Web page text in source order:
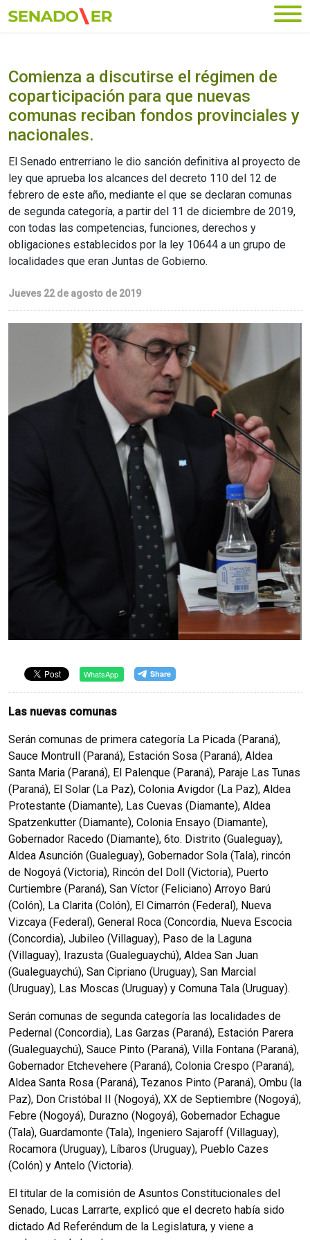
Ir al menú principal
Comienza a discutirse el régimen de
coparticipación para que nuevas
comunas reciban fondos provinciales y
nacionales.
El Senado entrerriano le dio sanción definitiva al proyecto de
ley que aprueba los alcances del decreto 110 del 12 de
febrero de este año, mediante el que se declaran comunas
de segunda categoría, a partir del 11 de diciembre de 2019,
con todas las competencias, funciones, derechos y
obligaciones establecidos por la ley 10644 a un grupo de
localidades que eran Juntas de Gobierno.
Jueves 22 de agosto de 2019
WhatsApp
Las nuevas comunas
Serán comunas de primera categoría La Picada (Paraná),
Sauce Montrull (Paraná), Estación Sosa (Paraná), Aldea
Santa Maria (Paraná), El Palenque (Paraná), Paraje Las Tunas
(Paraná), El Solar (La Paz), Colonia Avigdor (La Paz), Aldea
Protestante (Diamante), Las Cuevas (Diamante), Aldea
Spatzenkutter (Diamante), Colonia Ensayo (Diamante),
Gobernador Racedo (Diamante), 6to. Distrito (Gualeguay),
Aldea Asunción (Gualeguay), Gobernador Sola (Tala), rincón
de Nogoyá (Victoria), Rincón del Doll (Victoria), Puerto
Curtiembre (Paraná), San Víctor (Feliciano) Arroyo Barú
(Colón), La Clarita (Colón), El Cimarrón (Federal), Nueva
Vizcaya (Federal), General Roca (Concordia, Nueva Escocia
(Concordia), Jubileo (Villaguay), Paso de la Laguna
(Villaguay), Irazusta (Gualeguaychú), Aldea San Juan
(Gualeguaychú), San Cipriano (Uruguay), San Marcial
(Uruguay), Las Moscas (Uruguay) y Comuna Tala (Uruguay).
Serán comunas de segunda categoría las localidades de
Pedernal (Concordia), Las Garzas (Paraná), Estación Parera
(Gualeguaychú), Sauce Pinto (Paraná), Villa Fontana (Paraná),
Gobernador Etchevehere (Paraná), Colonia Crespo (Paraná),
Aldea Santa Rosa (Paraná), Tezanos Pinto (Paraná), Ombu (la
Paz), Don Cristóbal II (Nogoyá), XX de Septiembre (Nogoyá),
Febre (Nogoyá), Durazno (Nogoyá), Gobernador Echague
(Tala), Guardamonte (Tala), Ingeniero Sajaroff (Villaguay),
Rocamora (Uruguay), Líbaros (Uruguay), Pueblo Cazes
(Colón) y Antelo (Victoria).
El titular de la comisión de Asuntos Constitucionales del
Senado, Lucas Larrarte, explicó que el decreto había sido
dictado Ad Referéndum de la Legislatura, y viene a